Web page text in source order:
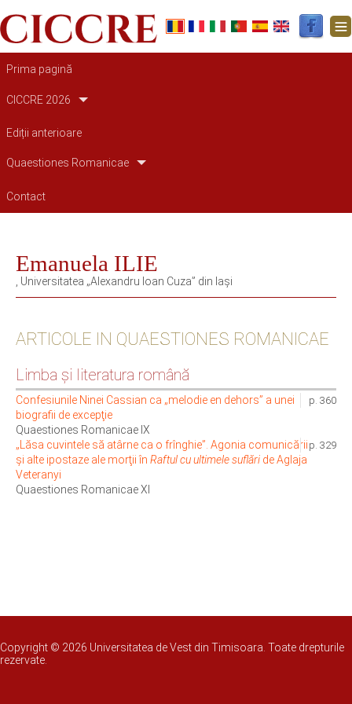
Main navigation
Prima pagină
CICCRE 2026
Ediții anterioare
Quaestiones Romanicae
Contact
Emanuela ILIE
, Universitatea „Alexandru Ioan Cuza” din Iaşi
ARTICOLE IN QUAESTIONES ROMANICAE
Limba şi literatura română
p. 360
Confesiunile Ninei Cassian ca „melodie en dehors” a unei
biografii de excepţie
Quaestiones Romanicae IX
p. 329
„Lăsa cuvintele să atârne ca o frînghie”. Agonia comunicării
și alte ipostaze ale morţii în Raftul cu ultimele suflări de Aglaja
Veteranyi
Quaestiones Romanicae XI
Copyright © 2026 Universitatea de Vest din Timisoara. Toate drepturile
rezervate.